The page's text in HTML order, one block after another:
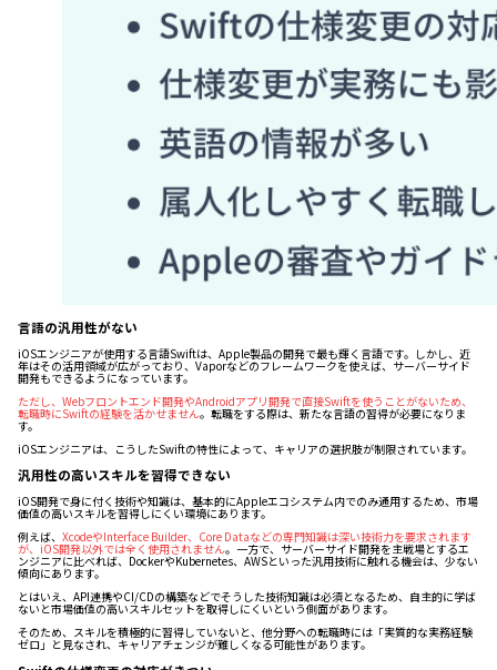
言語の汎用性がない
iOSエンジニアが使用する言語Swiftは、Apple製品の開発で最も輝く言語です。しかし、近
年はその活用領域が広がっており、Vaporなどのフレームワークを使えば、サーバーサイド
開発もできるようになっています。
ただし、Webフロントエンド開発やAndroidアプリ開発で直接Swiftを使うことがないため、
転職時にSwiftの経験を活かせません。転職をする際は、新たな言語の習得が必要になりま
す。
iOSエンジニアは、こうしたSwiftの特性によって、キャリアの選択肢が制限されています。
汎用性の高いスキルを習得できない
iOS開発で身に付く技術や知識は、基本的にAppleエコシステム内でのみ通用するため、市場
価値の高いスキルを習得しにくい環境にあります。
例えば、 XcodeやInterface Builder、Core Dataなどの専門知識は深い技術力を要求されます
が、iOS開発以外では全く使用されません。一方で、サーバーサイド開発を主戦場とするエ
ンジニアに比べれば、DockerやKubernetes、AWSといった汎用技術に触れる機会は、少ない
傾向にあります。
とはいえ、API連携やCI/CDの構築などでそうした技術知識は必須となるため、自主的に学ば
ないと市場価値の高いスキルセットを取得しにくいという側面があります。
そのため、スキルを積極的に習得していないと、他分野への転職時には「実質的な実務経験
ゼロ」と見なされ、キャリアチェンジが難しくなる可能性があります。